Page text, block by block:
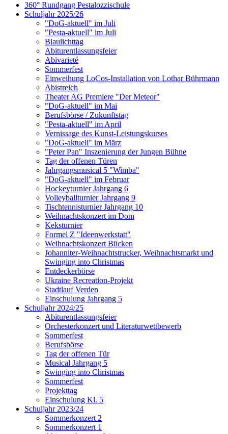
360° Rundgang Pestalozzischule
Schuljahr 2025/26
"DoG-aktuell" im Juli
"Pesta-aktuell" im Juli
Blaulichttag
Abiturentlassungsfeier
Abivarieté
Sommerfest
Einweihung LoCos-Installation von Lothar Bührmann
Abistreich
Theater AG Premiere "Der Meteor"
"DoG-aktuell" im Mai
Berufsbörse / Zukunftstag
"Pesta-aktuell" im April
Vernissage des Kunst-Leistungskurses
"DoG-aktuell" im März
"Peter Pan" Inszenierung der Jungen Bühne
Tag der offenen Türen
Jahrgangsmusical 5 "Wimba"
"DoG-aktuell" im Februar
Hockeyturnier Jahrgang 6
Volleyballturnier Jahrgang 9
Tischtennisturnier Jahrgang 10
Weihnachtskonzert im Dom
Keksturnier
Formel Z "Ideenwerkstatt"
Weihnachtskonzert Bücken
Johanniter-Weihnachtstrucker, Weihnachtsmarkt und
Swinging into Christmas
Entdeckerbörse
Ukraine Recreation-Projekt
Stadtlauf Verden
Einschulung Jahrgang 5
Schuljahr 2024/25
Abiturentlassungsfeier
Orchesterkonzert und Literaturwettbewerb
Sommerfest
Berufsbörse
Tag der offenen Tür
Musical Jahrgang 5
Swinging into Christmas
Sommerfest
Projekttag
Einschulung Kl. 5
Schuljahr 2023/24
Sommerkonzert 2
Sommerkonzert 1